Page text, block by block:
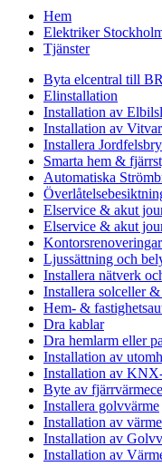
Hem
Elektriker
Tjänster
Byta elcentral till
Elinstallation
Installation av
Installation av
Installera
Smarta hem &
Automatiska
Elservice & akut
Elservice & akut
Kontorsrenoveringar
Ljussättning och
Installera nätverk
Installera solceller
Hem- &
Dra kablar
Dra hemlarm eller
Installation av
Installation av
Byte av
Installera golvvärme
Installation av
Installation av
Installation av